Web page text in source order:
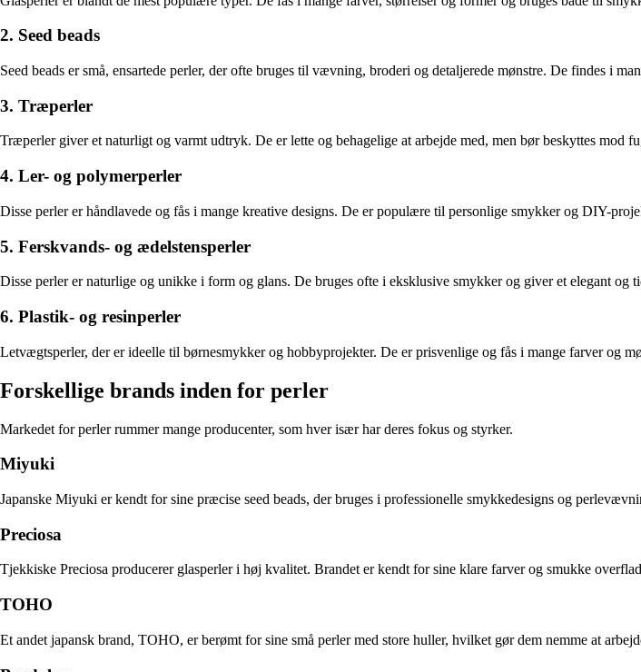
2. Seed beads
Seed beads er små, ensartede perler, der ofte bruges til vævning, broderi og detaljerede mønstre. De findes i
3. Træperler
Træperler giver et naturligt og varmt udtryk. De er lette og behagelige at arbejde med, men bør beskyttes mod
4. Ler- og polymerperler
Disse perler er håndlavede og fås i mange kreative designs. De er populære til personlige smykker og DIY-
5. Ferskvands- og ædelstensperler
Disse perler er naturlige og unikke i form og glans. De bruges ofte i eksklusive smykker og giver et elegant og
6. Plastik- og resinperler
Letvægtsperler, der er ideelle til børnesmykker og hobbyprojekter. De er prisvenlige og fås i mange farver og
Forskellige brands inden for perler
Markedet for perler rummer mange producenter, som hver især har deres fokus og styrker.
Miyuki
Japanske Miyuki er kendt for sine præcise seed beads, der bruges i professionelle smykkedesigns og
Preciosa
Tjekkiske Preciosa producerer glasperler i høj kvalitet. Brandet er kendt for sine klare farver og smukke
TOHO
Et andet japansk brand, TOHO, er berømt for sine små perler med store huller, hvilket gør dem nemme at